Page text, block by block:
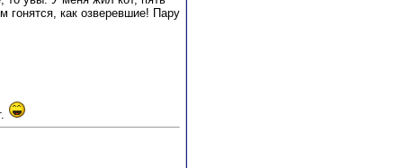
гонятся, как озверевшие! Пару